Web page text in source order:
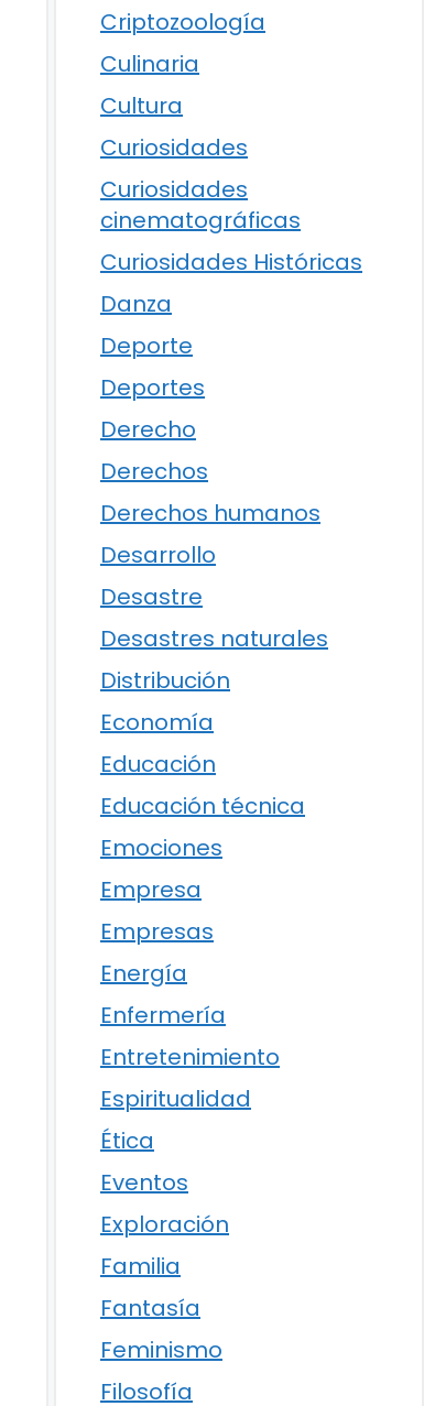
Criptozoología
Culinaria
Cultura
Curiosidades
Curiosidades
cinematográficas
Curiosidades Históricas
Danza
Deporte
Deportes
Derecho
Derechos
Derechos humanos
Desarrollo
Desastre
Desastres naturales
Distribución
Economía
Educación
Educación técnica
Emociones
Empresa
Empresas
Energía
Enfermería
Entretenimiento
Espiritualidad
Ética
Eventos
Exploración
Familia
Fantasía
Feminismo
Filosofía